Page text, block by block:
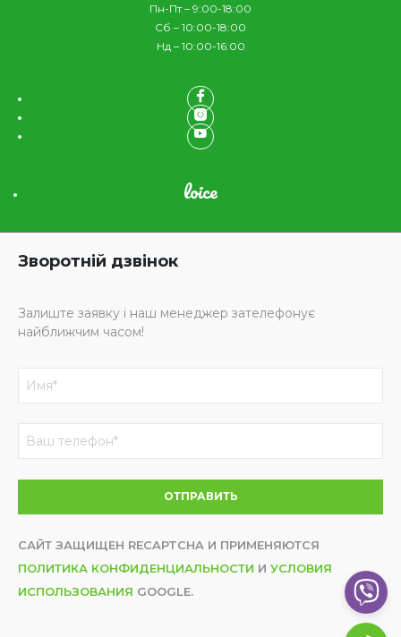
Пн-Пт – 9:00-18:00
Сб – 10:00-18:00
Нд – 10:00-16:00
loice
Зворотній дзвінок
Залиште заявку і наш менеджер зателефонує
найближчим часом!
САЙТ ЗАЩИЩЕН RECAPTCHA И ПРИМЕНЯЮТСЯ
ПОЛИТИКА КОНФИДЕНЦИАЛЬНОСТИ И УСЛОВИЯ
ИСПОЛЬЗОВАНИЯ GOOGLE.